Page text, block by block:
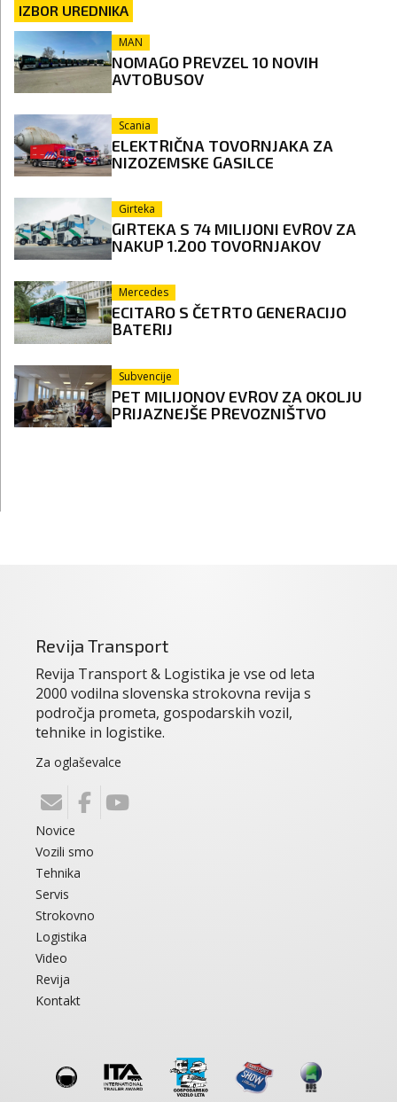
IZBOR UREDNIKA
MAN
NOMAGO PREVZEL 10 NOVIH
AVTOBUSOV
Scania
ELEKTRIČNA TOVORNJAKA ZA
NIZOZEMSKE GASILCE
Girteka
GIRTEKA S 74 MILIJONI EVROV ZA
NAKUP 1.200 TOVORNJAKOV
Mercedes
ECITARO S ČETRTO GENERACIJO
BATERIJ
Subvencije
PET MILIJONOV EVROV ZA OKOLJU
PRIJAZNEJŠE PREVOZNIŠTVO
Revija Transport
Revija Transport & Logistika je vse od leta
2000 vodilna slovenska strokovna revija s
področja prometa, gospodarskih vozil,
tehnike in logistike.
Za oglaševalce
Novice
Vozili smo
Tehnika
Servis
Strokovno
Logistika
Video
Revija
Kontakt